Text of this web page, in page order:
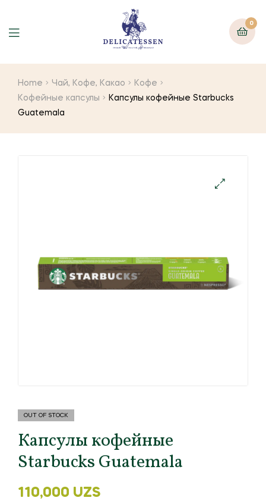
0
Home Чай, Кофе, Какао
Кофе
Кофейные капсулы
Капсулы кофейные Starbucks
Guatemala
OUT OF STOCK
Капсулы кофейные
Starbucks Guatemala
110,000 UZS